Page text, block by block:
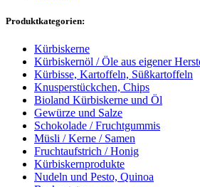
Produktkategorien:
Kürbiskerne
Kürbiskernöl / Öle aus eigener
Kürbisse, Kartoffeln, Süßkartoffeln
Knusperstückchen, Chips
Bioland Kürbiskerne und Öl
Gewürze und Salze
Schokolade / Fruchtgummis
Müsli / Kerne / Samen
Fruchtaufstrich / Honig
Kürbiskernprodukte
Nudeln und Pesto, Quinoa